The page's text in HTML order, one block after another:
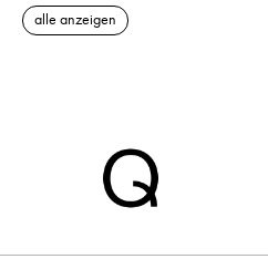
alle anzeigen